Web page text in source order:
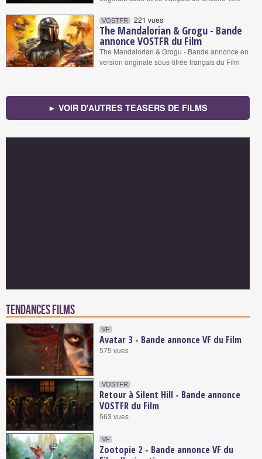
VOSTFR 221 vues
The Mandalorian & Grogu - Bande
annonce VOSTFR du Film
The Mandalorian & Grogu - Bande annonce en
version originale sous-titrée français du Film
► VOIR D'AUTRES TEASERS DE FILMS
Tendances Films
VF
Avatar 3 - Bande annonce VF du Film
575 vues
VOSTFR
Retour à Silent Hill - Bande annonce
VOSTFR du Film
563 vues
VF
Zootopie 2 - Bande annonce VF du